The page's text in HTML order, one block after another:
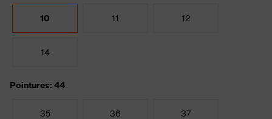
10 11 12
14
Pointures: 44
35 36 37